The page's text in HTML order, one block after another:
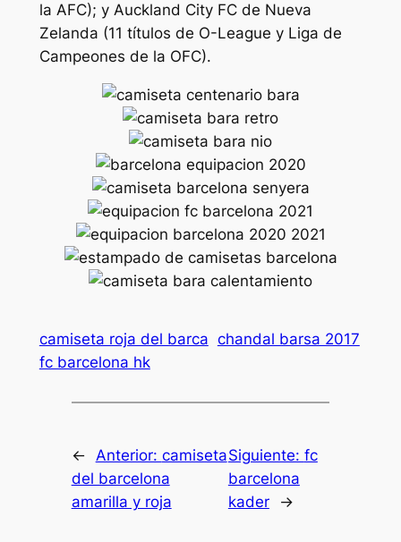
la AFC); y Auckland City FC de Nueva
Zelanda (11 títulos de O-League y Liga de
Campeones de la OFC).
camiseta roja del barca chandal barsa 2017
fc barcelona hk
← Anterior: camiseta
del barcelona
amarilla y roja
Siguiente: fc
barcelona
kader
→